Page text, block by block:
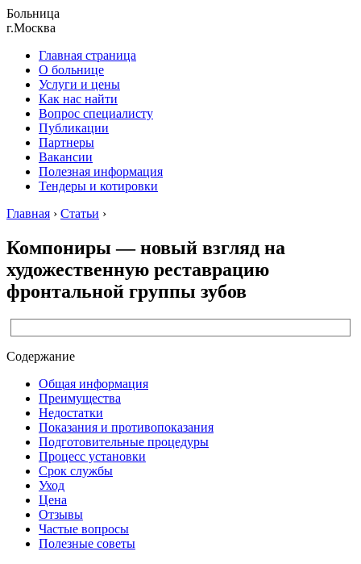
Больница
г.Москва
Главная страница
О больнице
Услуги и цены
Как нас найти
Вопрос специалисту
Публикации
Партнеры
Вакансии
Полезная информация
Тендеры и котировки
Главная › Статьи ›
Компониры — новый взгляд на
художественную реставрацию
фронтальной группы зубов
Содержание
Общая информация
Преимущества
Недостатки
Показания и противопоказания
Подготовительные процедуры
Процесс установки
Срок службы
Уход
Цена
Отзывы
Частые вопросы
Полезные советы